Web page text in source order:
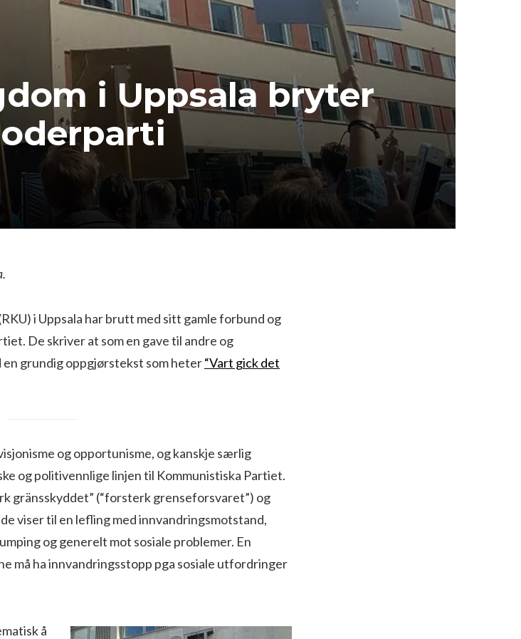
i Uppsala bryter
i Uppsala har brutt med sitt gamle forbund og
De skriver at som en gave til andre og
en grundig oppgjørstekst som heter“Vart gick det
og opportunisme, og kanskje særlig
og politivennlige linjen til Kommunistiska Partiet.
gränsskyddet” (“forsterk grenseforsvaret”) og
viser til en lefling med innvandringsmotstand,
og generelt mot sosiale problemer. En
må ha innvandringsstopp pga sosiale utfordringer
å